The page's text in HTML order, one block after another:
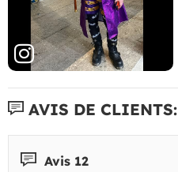
AVIS DE CLIENTS:
Avis 12